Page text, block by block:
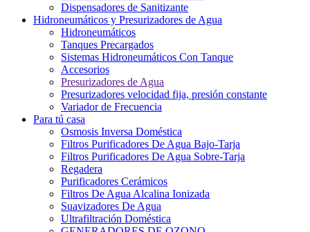
Dispensadores de Sanitizante
Hidroneumáticos y Presurizadores de Agua
Hidroneumáticos
Tanques Precargados
Sistemas Hidroneumáticos Con Tanque
Accesorios
Presurizadores de Agua
Presurizadores velocidad fija, presión constante
Variador de Frecuencia
Para tú casa
Osmosis Inversa Doméstica
Filtros Purificadores De Agua Bajo-Tarja
Filtros Purificadores De Agua Sobre-Tarja
Regadera
Purificadores Cerámicos
Filtros De Agua Alcalina Ionizada
Suavizadores De Agua
Ultrafiltración Doméstica